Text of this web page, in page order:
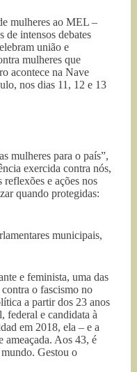
mulheres ao MEL –
de intensos debates
união e
mulheres que
acontece na Nave
nos dias 11, 12 e 13
mulheres para o país”,
exercida contra nós,
reflexões e ações nos
quando protegidas:
municipais,
e feminista, uma das
o fascismo no
a partir dos 23 anos
federal e candidata à
em 2018, ela – e a
ameaçada. Aos 43, é
Gestou o